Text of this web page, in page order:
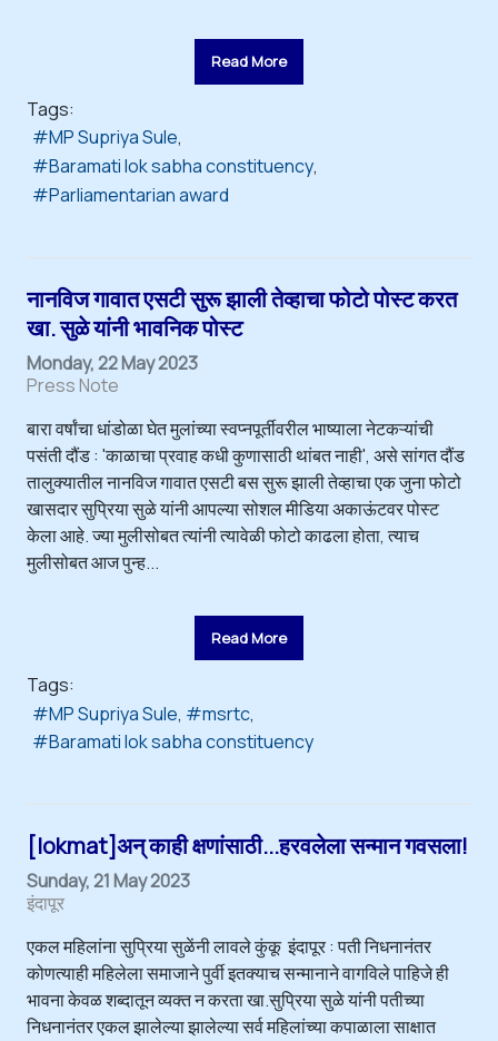
Read More
Tags:
MP Supriya Sule
Baramati lok sabha constituency
Parliamentarian award
नानविज गावात एसटी सुरू झाली तेव्हाचा फोटो पोस्ट करत
खा. सुळे यांनी भावनिक पोस्ट
Monday, 22 May 2023
Press Note
बारा वर्षांचा धांडोळा घेत मुलांच्या स्वप्नपूर्तीवरील भाष्याला नेटकऱ्यांची
पसंती दौंड : 'काळाचा प्रवाह कधी कुणासाठी थांबत नाही', असे सांगत दौंड
तालुक्यातील नानविज गावात एसटी बस सुरू झाली तेव्हाचा एक जुना फोटो
खासदार सुप्रिया सुळे यांनी आपल्या सोशल मीडिया अकाऊंटवर पोस्ट
केला आहे. ज्या मुलीसोबत त्यांनी त्यावेळी फोटो काढला होता, त्याच
मुलीसोबत आज पुन्ह...
Read More
Tags:
MP Supriya Sule
msrtc
Baramati lok sabha constituency
[lokmat]अन् काही क्षणांसाठी...हरवलेला सन्मान गवसला!
Sunday, 21 May 2023
इंदापूर
एकल महिलांना सुप्रिया सुळेंनी लावले कुंकू इंदापूर : पती निधनानंतर
कोणत्याही महिलेला समाजाने पुर्वी इतक्याच सन्मानाने वागविले पाहिजे ही
भावना केवळ शब्दातून व्यक्त न करता खा.सुप्रिया सुळे यांनी पतीच्या
निधनानंतर एकल झालेल्या झालेल्या सर्व महिलांच्या कपाळाला साक्षात